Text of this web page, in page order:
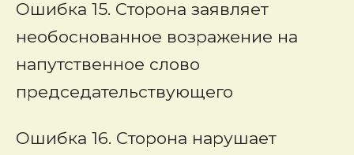
Ошибка 15. Сторона заявляет
необоснованное возражение на
напутственное слово
председательствующего
Ошибка 16. Сторона нарушает